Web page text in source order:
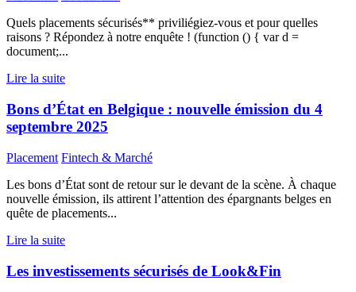
Quels placements sécurisés** priviliégiez-vous et pour quelles
raisons ? Répondez à notre enquête ! (function () { var d =
document;...
Lire la suite
Bons d’État en Belgique : nouvelle émission du 4
septembre 2025
Placement Fintech & Marché
Les bons d’État sont de retour sur le devant de la scène. À chaque
nouvelle émission, ils attirent l’attention des épargnants belges en
quête de placements...
Lire la suite
Les investissements sécurisés de Look&Fin